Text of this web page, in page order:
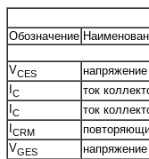
Обозначение
VCES
C
ток
C
ток
CRM
VGES